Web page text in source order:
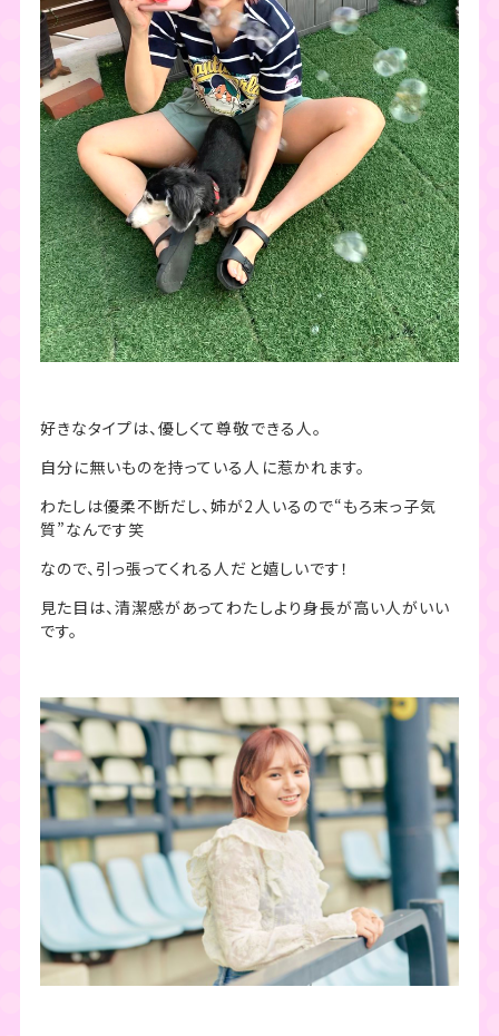
好きなタイプは、優しくて尊敬できる人。
自分に無いものを持っている人に惹かれます。
わたしは優柔不断だし、姉が2人いるので“もろ末っ子気
質”なんです笑
なので、引っ張ってくれる人だと嬉しいです！
見た目は、清潔感があってわたしより身長が高い人がいい
です。